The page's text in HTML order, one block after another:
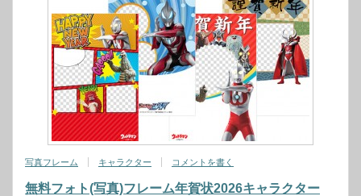
写真フレーム キャラクター コメントを書く
無料フォト(写真)フレーム年賀状2026キャラクター